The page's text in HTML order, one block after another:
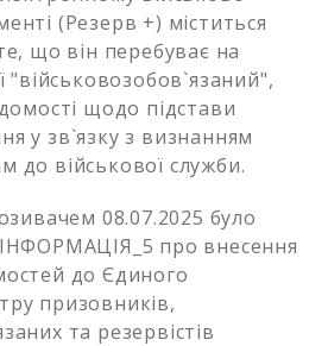
(Резерв +) міститься
що він перебуває на
"військовозобов`язаний",
щодо підстави
у зв`язку з визнанням
до військової служби.
08.07.2025 було
про внесення
до Єдиного
призовників,
та резервістів